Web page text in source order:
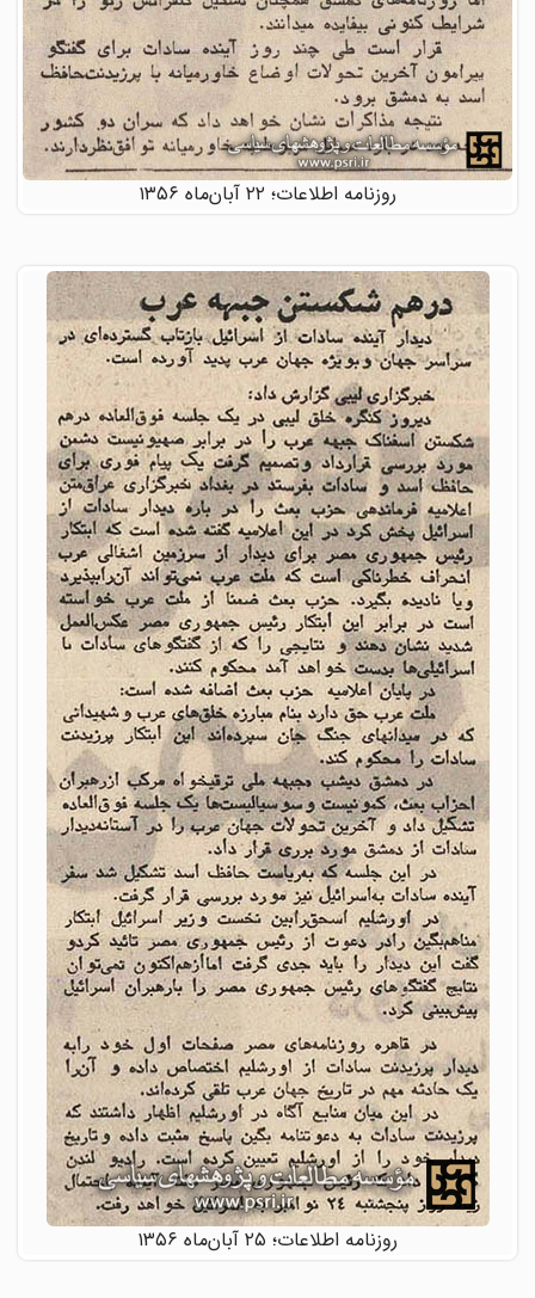
روزنامه اطلاعات؛ ۲۲ آبان‌ماه ۱۳۵۶
روزنامه اطلاعات؛ ۲۵ آبان‌ماه ۱۳۵۶